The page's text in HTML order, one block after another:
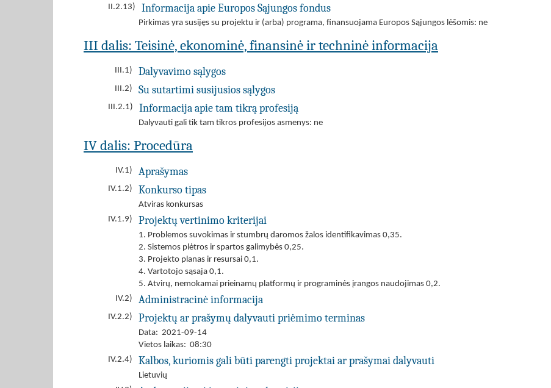
II.2.13)
Informacija apie Europos Sąjungos fondus
Pirkimas yra susijęs su projektu ir (arba) programa, finansuojama Europos Sąjungos lėšomis: ne
III dalis: Teisinė, ekonominė, finansinė ir techninė informacija
III.1) Dalyvavimo sąlygos
III.2) Su sutartimi susijusios sąlygos
III.2.1) Informacija apie tam tikrą profesiją
Dalyvauti gali tik tam tikros profesijos asmenys: ne
IV dalis: Procedūra
IV.1) Aprašymas
IV.1.2) Konkurso tipas
Atviras konkursas
IV.1.9)
Projektų vertinimo kriterijai
1. Problemos suvokimas ir stumbrų daromos žalos identifikavimas 0,35.
2. Sistemos plėtros ir spartos galimybės 0,25.
3. Projekto planas ir resursai 0,1.
4. Vartotojo sąsaja 0,1.
5. Atvirų, nemokamai prieinamų platformų ir programinės įrangos naudojimas 0,2.
IV.2)
Administracinė informacija
IV.2.2) Projektų ar prašymų dalyvauti priėmimo terminas
Data: 2021-09-14
Vietos laikas: 08:30
IV.2.4)
Kalbos, kuriomis gali būti parengti projektai ar prašymai dalyvauti
Lietuvių